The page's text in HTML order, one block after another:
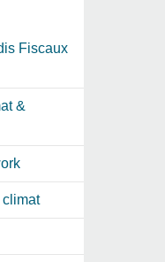
Fiscaux
&
climat